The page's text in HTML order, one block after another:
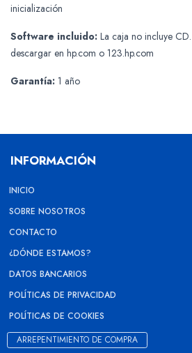
inicialización
Software incluido: La caja no incluye
descargar en hp.com o 123.hp.com
Garantía: 1 año
INFORMACIÓN
INICIO
SOBRE NOSOTROS
CONTACTO
¿DÓNDE ESTAMOS?
DATOS BANCARIOS
POLÍTICAS DE PRIVACIDAD
POLÍTICAS DE COOKIES
ARREPENTIMIENTO DE COMPRA